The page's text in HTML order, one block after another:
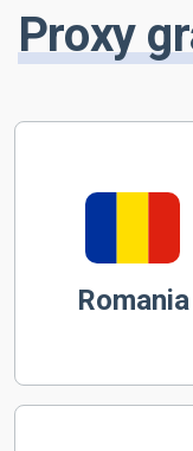
Proxy
Romania